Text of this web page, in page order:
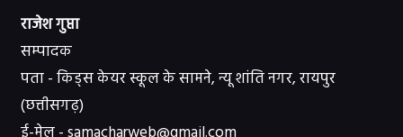
राजेश गुप्ता
सम्पादक
पता - किड्स केयर स्कूल के सामने, न्यू शांति नगर, रायपुर
(छत्तीसगढ़)